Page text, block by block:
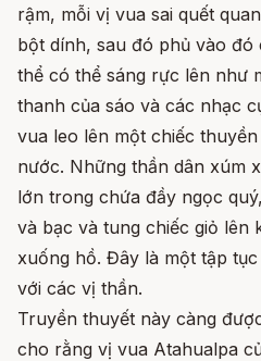
rậm, mỗi vị vua sai quết
bột dính, sau đó phủ vào
thể có thể sáng rực lên như
thanh của sáo và các nhạc
vua leo lên một chiếc
nước. Những thần dân xúm
lớn trong chứa đầy ngọc
và bạc và tung chiếc giỏ
xuống hồ. Đây là một tập
với các vị thần.
Truyền thuyết này càng
cho rằng vị vua Atahualpa